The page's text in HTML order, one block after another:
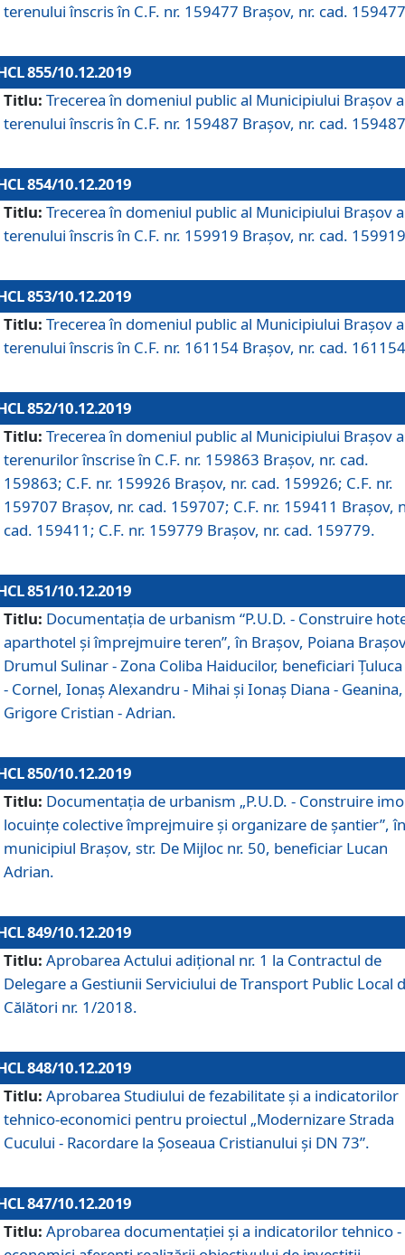
terenului înscris în C.F. nr. 159477 Brașov, nr. cad.
855/10.12.2019
Titlu: Trecerea în domeniul public al Municipiului Braşov a
terenului înscris în C.F. nr. 159487 Brașov, nr. cad.
854/10.12.2019
Titlu: Trecerea în domeniul public al Municipiului Braşov a
terenului înscris în C.F. nr. 159919 Brașov, nr. cad.
853/10.12.2019
Titlu: Trecerea în domeniul public al Municipiului Braşov a
terenului înscris în C.F. nr. 161154 Brașov, nr. cad.
852/10.12.2019
Titlu: Trecerea în domeniul public al Municipiului Braşov a
terenurilor înscrise în C.F. nr. 159863 Brașov, nr. cad.
159863; C.F. nr. 159926 Brașov, nr. cad. 159926; C.F. nr.
159707 Brașov, nr. cad. 159707; C.F. nr. 159411 Brașov,
cad. 159411; C.F. nr. 159779 Brașov, nr. cad. 159779.
851/10.12.2019
Titlu: Documentaţia de urbanism “P.U.D. - Construire
aparthotel şi împrejmuire teren”, în Braşov, Poiana
Drumul Sulinar - Zona Coliba Haiducilor, beneficiari
- Cornel, Ionaş Alexandru - Mihai şi Ionaş Diana - Geanina,
Grigore Cristian - Adrian.
850/10.12.2019
Titlu: Documentaţia de urbanism „P.U.D. - Construire
locuințe colective împrejmuire și organizare de șantier”, în
municipiul Braşov, str. De Mijloc nr. 50, beneficiar Lucan
Adrian.
849/10.12.2019
Titlu: Aprobarea Actului adiţional nr. 1 la Contractul de
Delegare a Gestiunii Serviciului de Transport Public Local
Călători nr. 1/2018.
848/10.12.2019
Titlu: Aprobarea Studiului de fezabilitate şi a indicatorilor
tehnico-economici pentru proiectul „Modernizare Strada
Cucului - Racordare la Șoseaua Cristianului și DN 73”.
847/10.12.2019
Titlu: Aprobarea documentației și a indicatorilor tehnico -